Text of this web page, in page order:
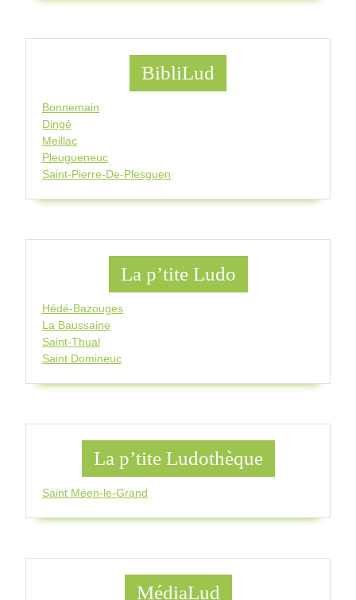
BibliLud
Bonnemain
Dingé
Meillac
Pleugueneuc
Saint-Pierre-De-Plesguen
La p’tite Ludo
Hédé-Bazouges
La Baussaine
Saint-Thual
Saint Domineuc
La p’tite Ludothèque
Saint Méen-le-Grand
MédiaLud